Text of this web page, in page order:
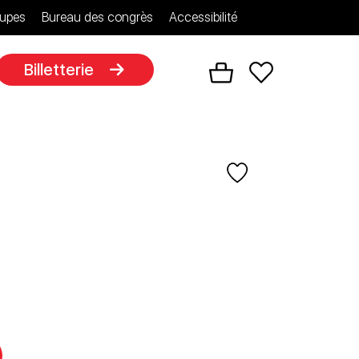
Bureau des congrès Accessibilité
Billetterie